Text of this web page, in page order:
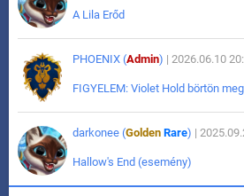
A Lila Erőd
PHOENIX (Admin) | 2026.06.10
FIGYELEM: Violet Hold börtön
darkonee (Golden Rare) |
Hallow's End (esemény)